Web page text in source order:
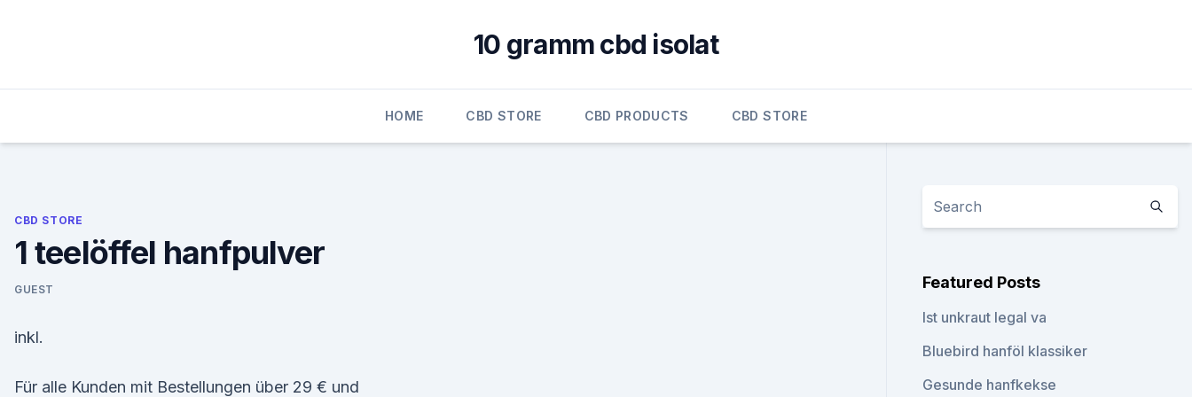
10 gramm cbd isolat
HOME CBD STORE CBD PRODUCTS CBD STORE
CBD STORE
1 teelöffel hanfpulver
GUEST
inkl.
Für alle Kunden mit Bestellungen über 29 € und
Featured Posts
Ist unkraut legal va
Bluebird hanföl klassiker
Gesunde hanfkekse